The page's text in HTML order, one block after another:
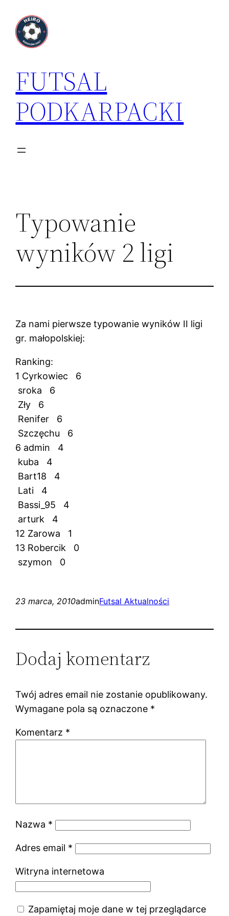
treści
FUTSAL
PODKARPACKI
Typowanie
wyników 2 ligi
Za nami pierwsze typowanie wyników II ligi
gr. małopolskiej:
Ranking:
1 Cyrkowiec 6
sroka 6
Zły 6
Renifer 6
Szczęchu 6
6 admin 4
kuba 4
Bart18 4
Lati 4
Bassi_95 4
arturk 4
12 Zarowa 1
13 Robercik 0
szymon 0
23 marca, 2010adminFutsal Aktualności
Dodaj komentarz
Twój adres email nie zostanie opublikowany.
Wymagane pola są oznaczone *
Komentarz *
Nazwa *
Adres email *
Witryna internetowa
Zapamiętaj moje dane w tej przeglądarce